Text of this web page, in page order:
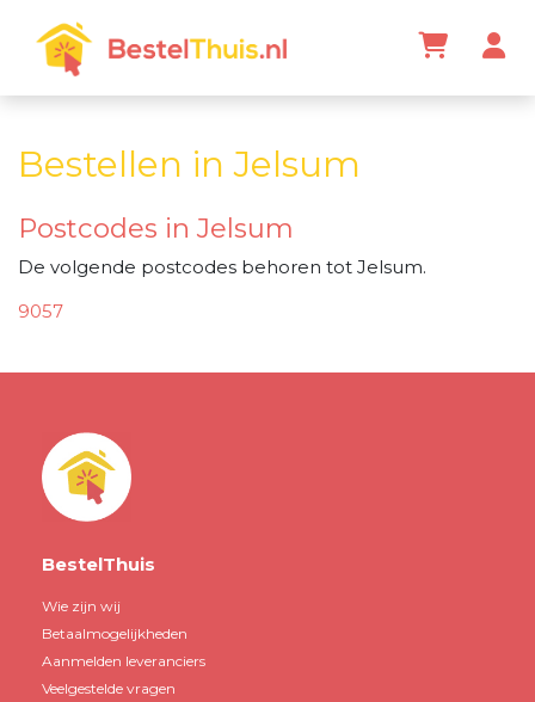
Bestellen in Jelsum
Postcodes in Jelsum
De volgende postcodes behoren tot Jelsum.
9057
BestelThuis
Wie zijn wij
Betaalmogelijkheden
Aanmelden leveranciers
Veelgestelde vragen